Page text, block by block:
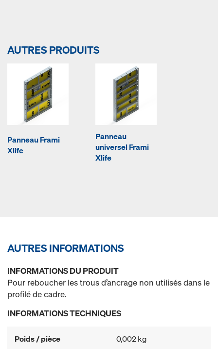
AUTRES PRODUITS
Panneau Frami
Xlife
Panneau
universel Frami
Xlife
AUTRES INFORMATIONS
INFORMATIONS DU PRODUIT
Pour reboucher les trous d’ancrage non utilisés dans le
profilé de cadre.
INFORMATIONS TECHNIQUES
Poids / pièce 0,002 kg